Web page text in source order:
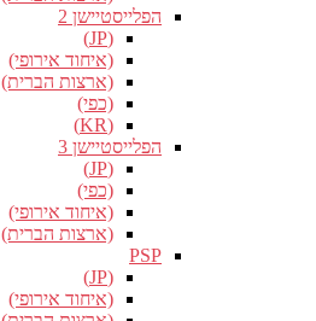
הפלייסטיישן 2
(JP)
(איחוד אירופי)
(ארצות הברית)
(כפי)
(KR)
הפלייסטיישן 3
(JP)
(כפי)
(איחוד אירופי)
(ארצות הברית)
PSP
(JP)
(איחוד אירופי)